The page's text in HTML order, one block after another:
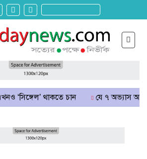
থাকতে চান যে ৭ অভ্যাস আপনার